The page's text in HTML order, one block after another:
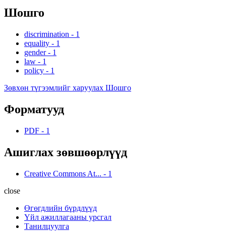
Шошго
discrimination - 1
equality - 1
gender - 1
law - 1
policy - 1
Зөвхөн түгээмлийг харуулах Шошго
Форматууд
PDF - 1
Ашиглах зөвшөөрлүүд
Creative Commons At... - 1
close
Өгөгдлийн бүрдлүүд
Үйл ажиллагааны урсгал
Танилцуулга